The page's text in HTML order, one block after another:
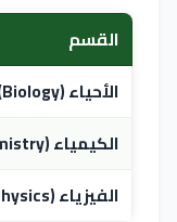
القسم
الأحياء (Biology)
الكيمياء (Chemistry)
الفيزياء (Physics)